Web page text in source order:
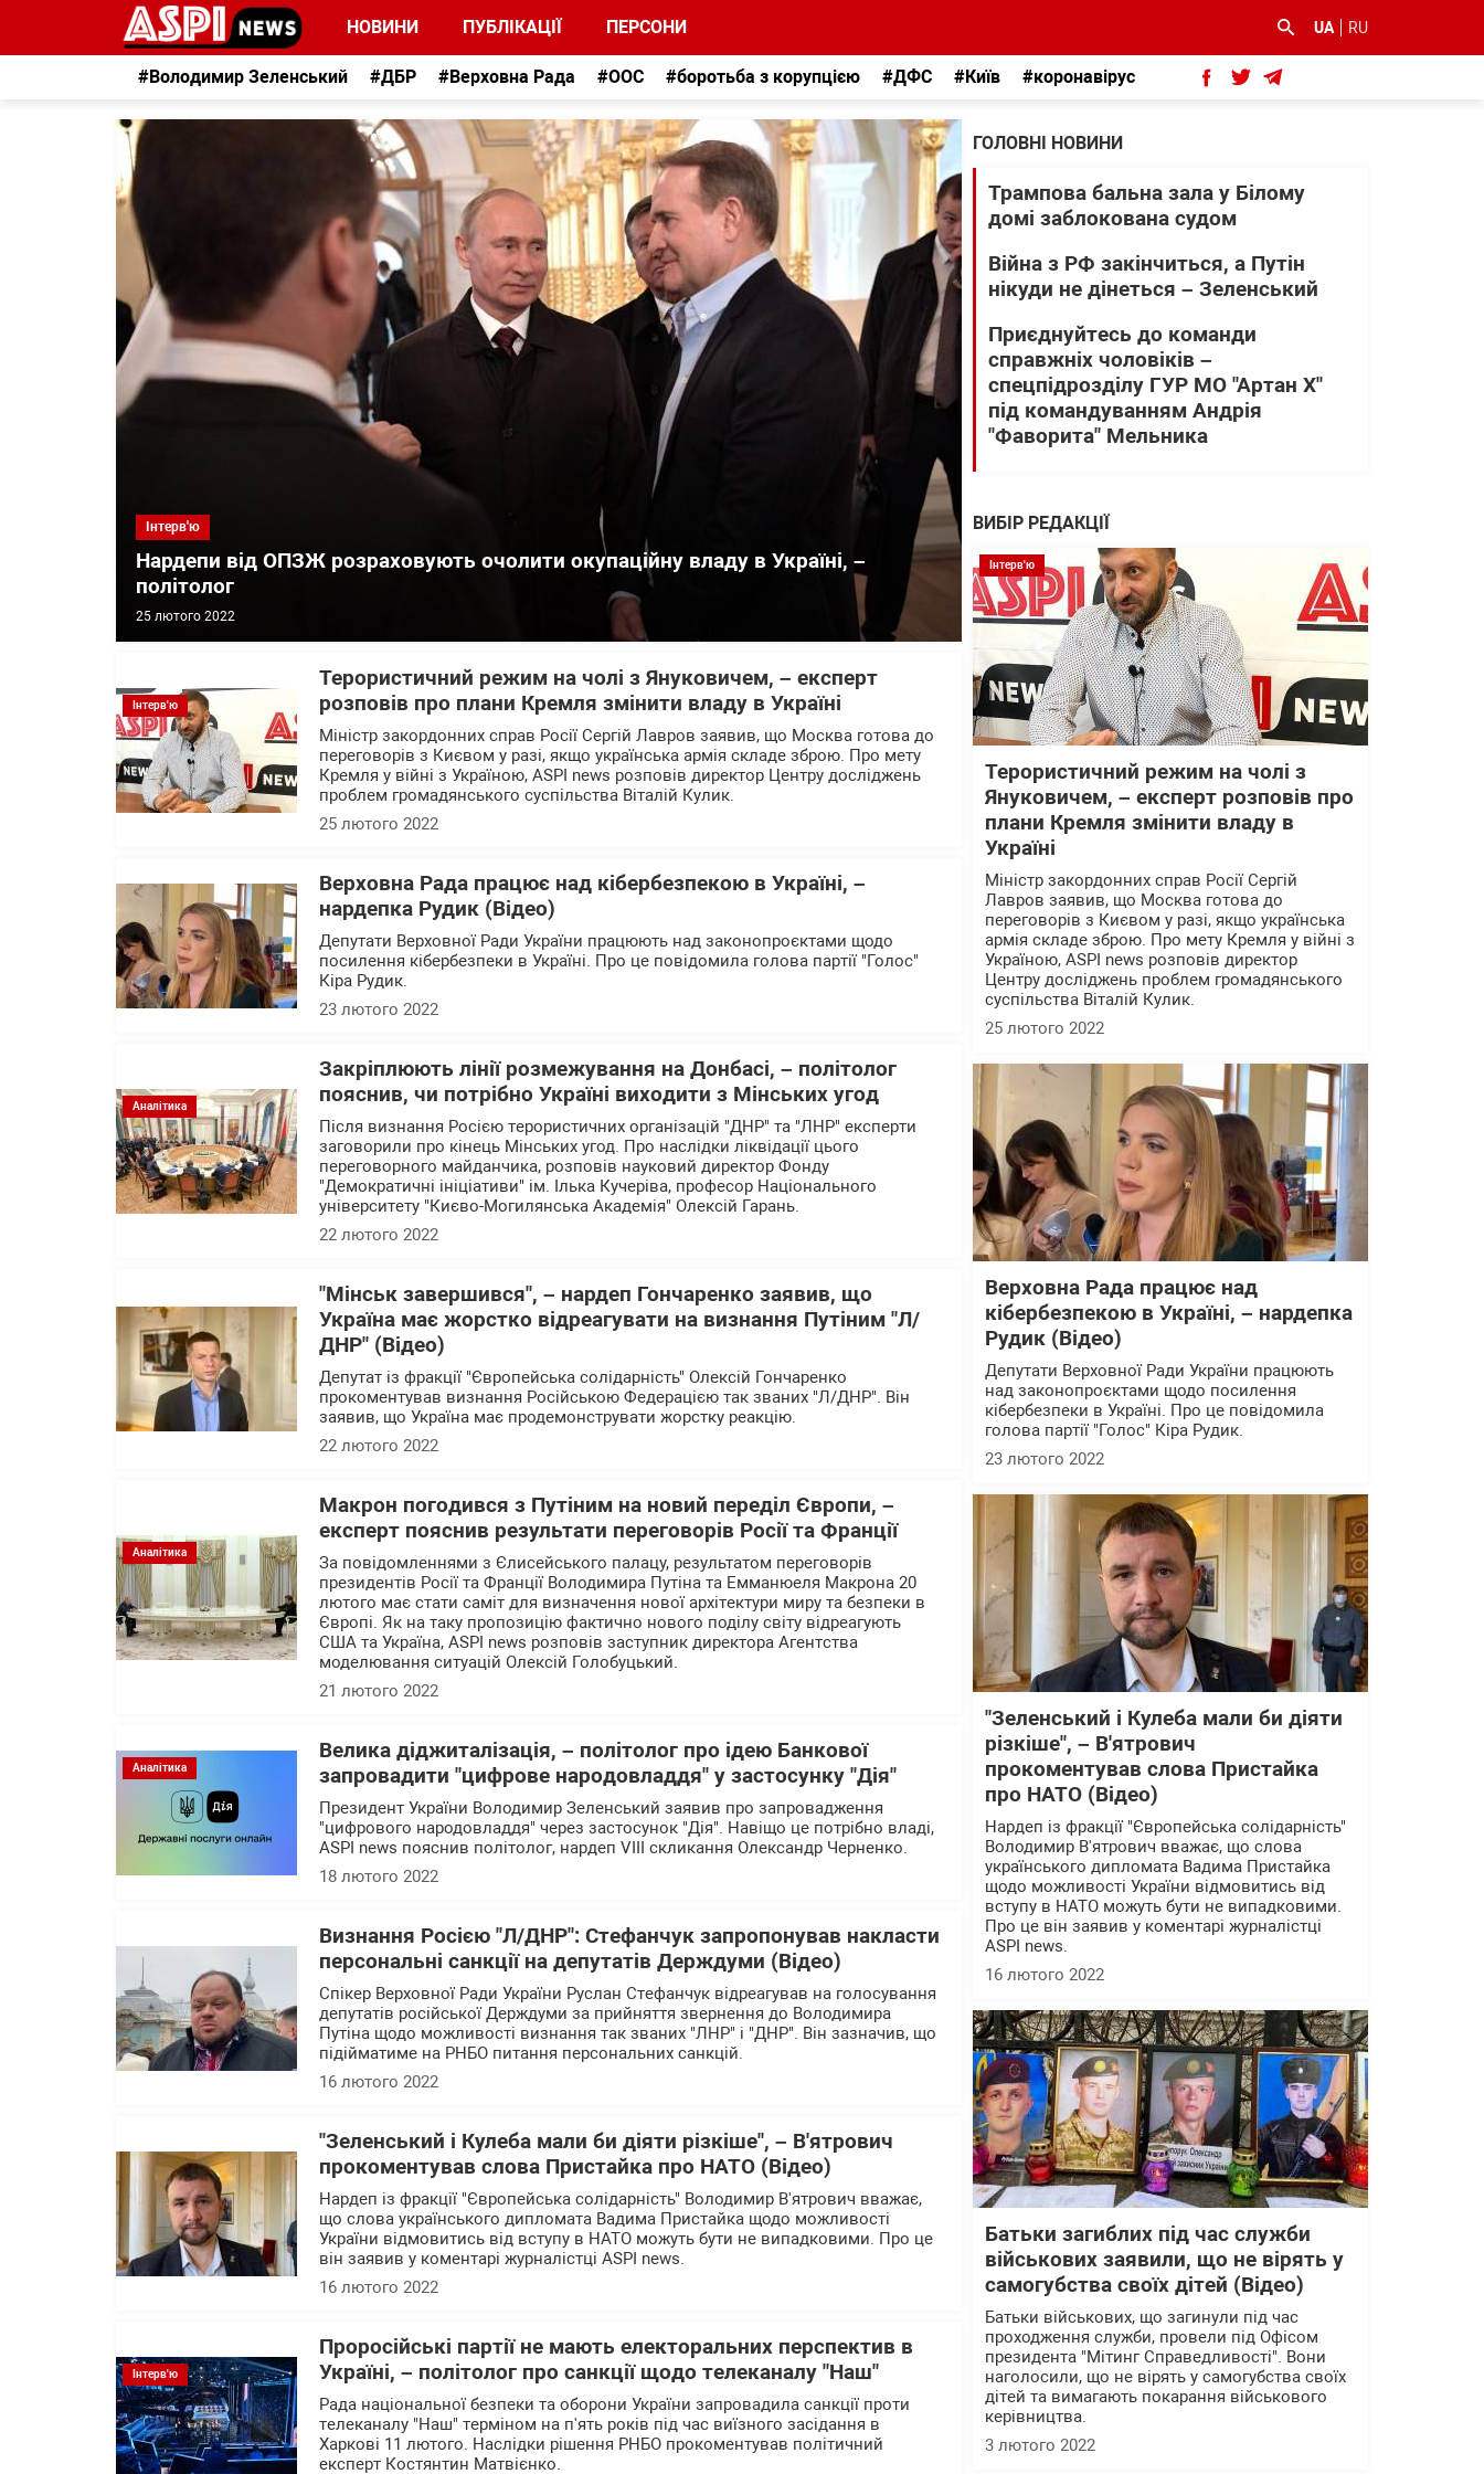
НОВИНИ ПУБЛІКАЦІЇ ПЕРСОНИ UA RU
#Володимир Зеленський #ДБР #Верховна Рада #ООС #боротьба з корупцією #ДФС #Київ #коронавірус
Інтерв'ю
Нардепи від ОПЗЖ розраховують очолити окупаційну владу в Україні, –
політолог
25 лютого 2022
Інтерв'ю
Терористичний режим на чолі з Януковичем, – експерт
розповів про плани Кремля змінити владу в Україні
Міністр закордонних справ Росії Сергій Лавров заявив, що Москва готова до
переговорів з Києвом у разі, якщо українська армія складе зброю. Про мету
Кремля у війні з Україною, ASPI news розповів директор Центру досліджень
проблем громадянського суспільства Віталій Кулик.
25 лютого 2022
Верховна Рада працює над кібербезпекою в Україні, –
нардепка Рудик (Відео)
Депутати Верховної Ради України працюють над законопроєктами щодо
посилення кібербезпеки в Україні. Про це повідомила голова партії "Голос"
Кіра Рудик.
23 лютого 2022
Аналітика
Закріплюють лінії розмежування на Донбасі, – політолог
пояснив, чи потрібно Україні виходити з Мінських угод
Після визнання Росією терористичних організацій "ДНР" та "ЛНР" експерти
заговорили про кінець Мінських угод. Про наслідки ліквідації цього
переговорного майданчика, розповів науковий директор Фонду
"Демократичні ініціативи" ім. Ілька Кучеріва, професор Національного
університету "Києво-Могилянська Академія" Олексій Гарань.
22 лютого 2022
"Мінськ завершився", – нардеп Гончаренко заявив, що
Україна має жорстко відреагувати на визнання Путіним "Л/
ДНР" (Відео)
Депутат із фракції "Європейська солідарність" Олексій Гончаренко
прокоментував визнання Російською Федерацією так званих "Л/ДНР". Він
заявив, що Україна має продемонструвати жорстку реакцію.
22 лютого 2022
Аналітика
Макрон погодився з Путіним на новий переділ Європи, –
експерт пояснив результати переговорів Росії та Франції
За повідомленнями з Єлисейського палацу, результатом переговорів
президентів Росії та Франції Володимира Путіна та Емманюеля Макрона 20
лютого має стати саміт для визначення нової архітектури миру та безпеки в
Європі. Як на таку пропозицію фактично нового поділу світу відреагують
США та Україна, ASPI news розповів заступник директора Агентства
моделювання ситуацій Олексій Голобуцький.
21 лютого 2022
Аналітика
Велика діджиталізація, – політолог про ідею Банкової
запровадити "цифрове народовладдя" у застосунку "Дія"
Президент України Володимир Зеленський заявив про запровадження
"цифрового народовладдя" через застосунок "Дія". Навіщо це потрібно владі,
ASPI news пояснив політолог, нардеп VIII скликання Олександр Черненко.
18 лютого 2022
Визнання Росією "Л/ДНР": Стефанчук запропонував накласти
персональні санкції на депутатів Держдуми (Відео)
Спікер Верховної Ради України Руслан Стефанчук відреагував на голосування
депутатів російської Держдуми за прийняття звернення до Володимира
Путіна щодо можливості визнання так званих "ЛНР" і "ДНР". Він зазначив, що
підійматиме на РНБО питання персональних санкцій.
16 лютого 2022
"Зеленський і Кулеба мали би діяти різкіше", – В'ятрович
прокоментував слова Пристайка про НАТО (Відео)
Нардеп із фракції "Європейська солідарність" Володимир В'ятрович вважає,
що слова українського дипломата Вадима Пристайка щодо можливості
України відмовитись від вступу в НАТО можуть бути не випадковими. Про це
він заявив у коментарі журналістці ASPI news.
16 лютого 2022
Інтерв'ю
Проросійські партії не мають електоральних перспектив в
Україні, – політолог про санкції щодо телеканалу "Наш"
Рада національної безпеки та оборони України запровадила санкції проти
телеканалу "Наш" терміном на п'ять років під час виїзного засідання в
Харкові 11 лютого. Наслідки рішення РНБО прокоментував політичний
експерт Костянтин Матвієнко.
ГОЛОВНІ НОВИНИ
Трампова бальна зала у Білому
домі заблокована судом
Війна з РФ закінчиться, а Путін
нікуди не дінеться – Зеленський
Приєднуйтесь до команди
справжніх чоловіків –
спецпідрозділу ГУР МО "Артан Х"
під командуванням Андрія
"Фаворита" Мельника
ВИБІР РЕДАКЦІЇ
Інтерв'ю
Терористичний режим на чолі з
Януковичем, – експерт розповів про
плани Кремля змінити владу в
Україні
Міністр закордонних справ Росії Сергій
Лавров заявив, що Москва готова до
переговорів з Києвом у разі, якщо українська
армія складе зброю. Про мету Кремля у війні з
Україною, ASPI news розповів директор
Центру досліджень проблем громадянського
суспільства Віталій Кулик.
25 лютого 2022
Верховна Рада працює над
кібербезпекою в Україні, – нардепка
Рудик (Відео)
Депутати Верховної Ради України працюють
над законопроєктами щодо посилення
кібербезпеки в Україні. Про це повідомила
голова партії "Голос" Кіра Рудик.
23 лютого 2022
"Зеленський і Кулеба мали би діяти
різкіше", – В'ятрович
прокоментував слова Пристайка
про НАТО (Відео)
Нардеп із фракції "Європейська солідарність"
Володимир В'ятрович вважає, що слова
українського дипломата Вадима Пристайка
щодо можливості України відмовитись від
вступу в НАТО можуть бути не випадковими.
Про це він заявив у коментарі журналістці
ASPI news.
16 лютого 2022
Батьки загиблих під час служби
військових заявили, що не вірять у
самогубства своїх дітей (Відео)
Батьки військових, що загинули під час
проходження служби, провели під Офісом
президента "Мітинг Справедливості". Вони
наголосили, що не вірять у самогубства своїх
дітей та вимагають покарання військового
керівництва.
3 лютого 2022